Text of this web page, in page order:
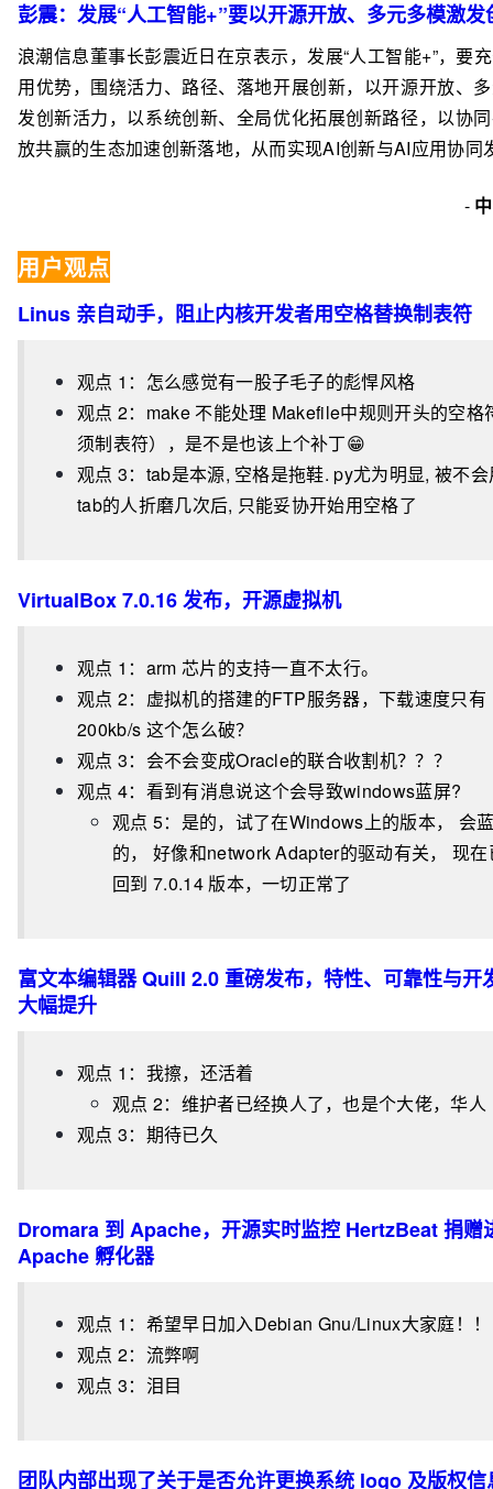
彭震：发展“人工智能+”要以开源开放、多元多模激发
浪潮信息董事长彭震近日在京表示，发展“人工智能+”，要
用优势，围绕活力、路径、落地开展创新，以开源开放、
发创新活力，以系统创新、全局优化拓展创新路径，以协
放共赢的生态加速创新落地，从而实现AI创新与AI应用协同
-
用户观点
Linus 亲自动手，阻止内核开发者用空格替换制表符
观点 1：怎么感觉有一股子毛子的彪悍风格
观点 2：make 不能处理 Makefile中规则开头的空格
须制表符），是不是也该上个补丁😁
观点 3：tab是本源, 空格是拖鞋. py尤为明显, 被不
tab的人折磨几次后, 只能妥协开始用空格了
VirtualBox 7.0.16 发布，开源虚拟机
观点 1：arm 芯片的支持一直不太行。
观点 2：虚拟机的搭建的FTP服务器，下载速度只有
200kb/s 这个怎么破？
观点 3：会不会变成Oracle的联合收割机？？？
观点 4：看到有消息说这个会导致windows蓝屏?
观点 5：是的，试了在Windows上的版本， 会
的， 好像和network Adapter的驱动有关， 现
回到 7.0.14 版本，一切正常了
富文本编辑器 Quill 2.0 重磅发布，特性、可靠性与开
大幅提升
观点 1：我擦，还活着
观点 2：维护者已经换人了，也是个大佬，华人
观点 3：期待已久
Dromara 到 Apache，开源实时监控 HertzBeat 捐赠
Apache 孵化器
观点 1：希望早日加入Debian Gnu/Linux大家庭！
观点 2：流弊啊
观点 3：泪目
团队内部出现了关于是否允许更换系统 logo 及版权信